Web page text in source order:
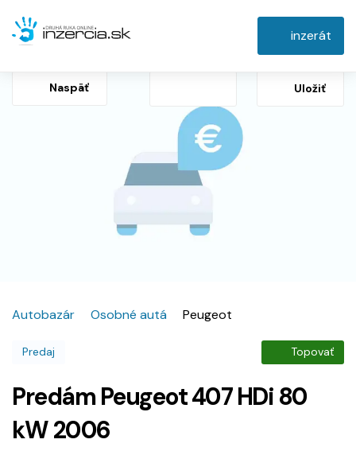
inzerát
Naspäť Uložiť
Autobazár Osobné autá Peugeot
Predaj Topovať
Predám Peugeot 407 HDi 80
kW 2006